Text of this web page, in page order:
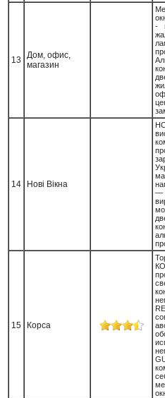
13
Дом, офис,
магазин
-
14 Нові Вікна
—
15 Корса